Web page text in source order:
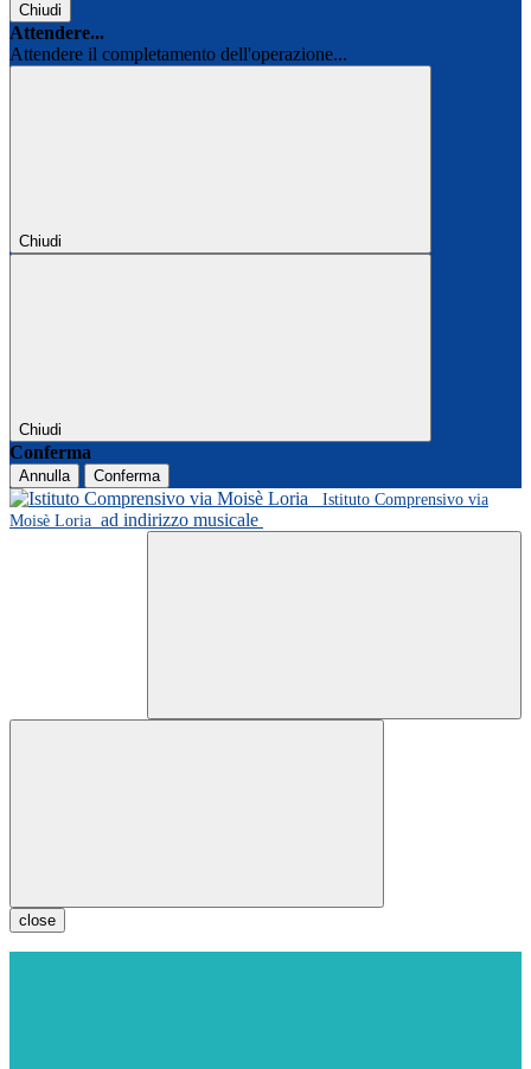
Chiudi
Attendere...
Attendere il completamento dell'operazione...
Chiudi
Chiudi
Conferma
Annulla
Conferma
Istituto Comprensivo via
Moisè Loria ad indirizzo musicale
close